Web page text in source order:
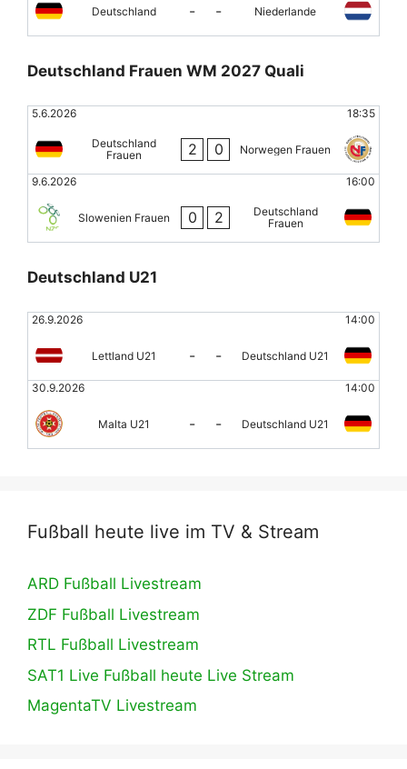
Deutschland - - Niederlande
Deutschland Frauen WM 2027 Quali
5.6.2026 18:35
Deutschland
Frauen
2 0 Norwegen Frauen
9.6.2026 16:00
Slowenien Frauen 0 2
Deutschland
Frauen
Deutschland U21
26.9.2026 14:00
Lettland U21 - - Deutschland U21
30.9.2026 14:00
Malta U21 - - Deutschland U21
Fußball heute live im TV & Stream
ARD Fußball Livestream
ZDF Fußball Livestream
RTL Fußball Livestream
SAT1 Live Fußball heute Live Stream
MagentaTV Livestream